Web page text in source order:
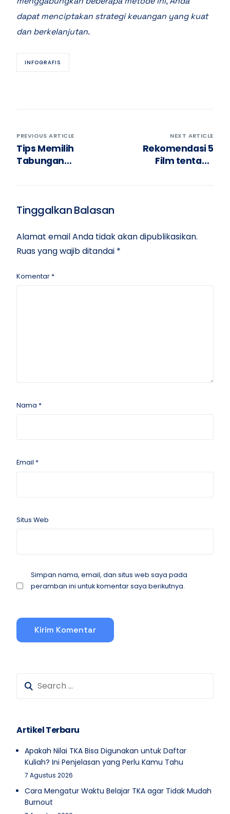
dapat menciptakan strategi keuangan yang kuat
dan berkelanjutan.
INFOGRAFIS
PREVIOUS ARTICLE
Tips Memilih
Tabungan
Terbaik
NEXT ARTICLE
Rekomendasi 5
Film tentang
Menginspirasi
Tinggalkan Balasan
Alamat email Anda tidak akan dipublikasikan.
Ruas yang wajib ditandai *
Komentar *
Nama *
Email *
Situs Web
Simpan nama, email, dan situs web saya pada
peramban ini untuk komentar saya berikutnya.
Artikel Terbaru
Apakah Nilai TKA Bisa Digunakan untuk Daftar
Kuliah? Ini Penjelasan yang Perlu Kamu Tahu
7 Agustus 2026
Cara Mengatur Waktu Belajar TKA agar Tidak Mudah
Burnout